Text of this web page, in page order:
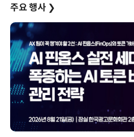
주요 행사 ❯